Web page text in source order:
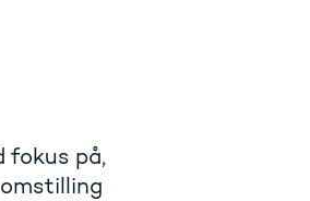
fokus på,